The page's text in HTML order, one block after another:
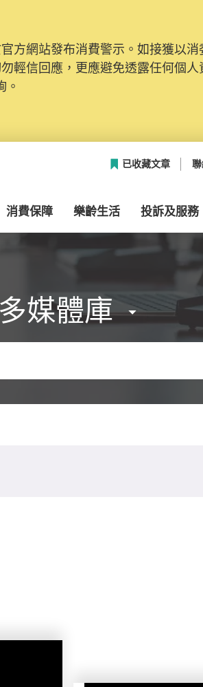
方網站發布消費警示。如接獲以
輕信回應，更應避免透露任何個
。
已收藏文章
消費保障 樂齡生活 投訴及服務
多媒體庫